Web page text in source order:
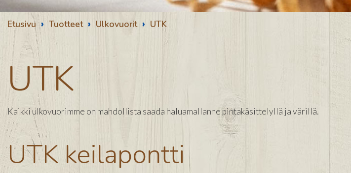
Etusivu › Tuotteet › Ulkovuorit › UTK
UTK
Kaikki ulkovuorimme on mahdollista saada haluamallanne pintakäsittelyllä ja värillä.
UTK keilapontti